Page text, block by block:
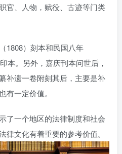
官、人物，赋役、古迹等门类
1808）刻本和民国八年
本。另外，嘉庆刊本问世后，
补遗一卷附刻其后，主要是补
有一定价值。
了一个地区的法律制度和社会
文化有着重要的参考价值。